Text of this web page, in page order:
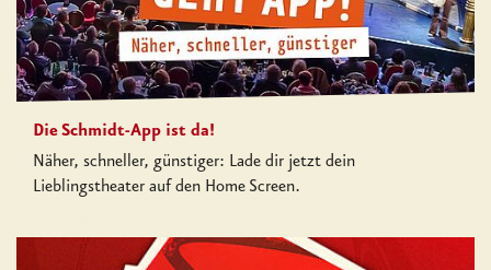
Die Schmidt-App ist da!
Näher, schneller, günstiger: Lade dir jetzt dein
Lieblingstheater auf den Home Screen.